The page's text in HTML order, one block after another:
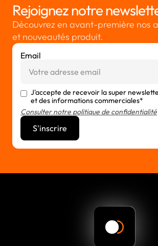
Rejoignez notre
Découvrez en avant-première nos
et nouveautés produit.
Email
J'accepte de recevoir la super
et des informations commerciales*
Consulter notre politique de confidentialité